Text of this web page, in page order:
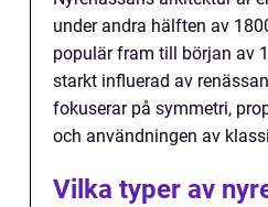
under andra hälften av
populär fram till början av
starkt influerad av
fokuserar på symmetri,
och användningen av
Vilka typer av